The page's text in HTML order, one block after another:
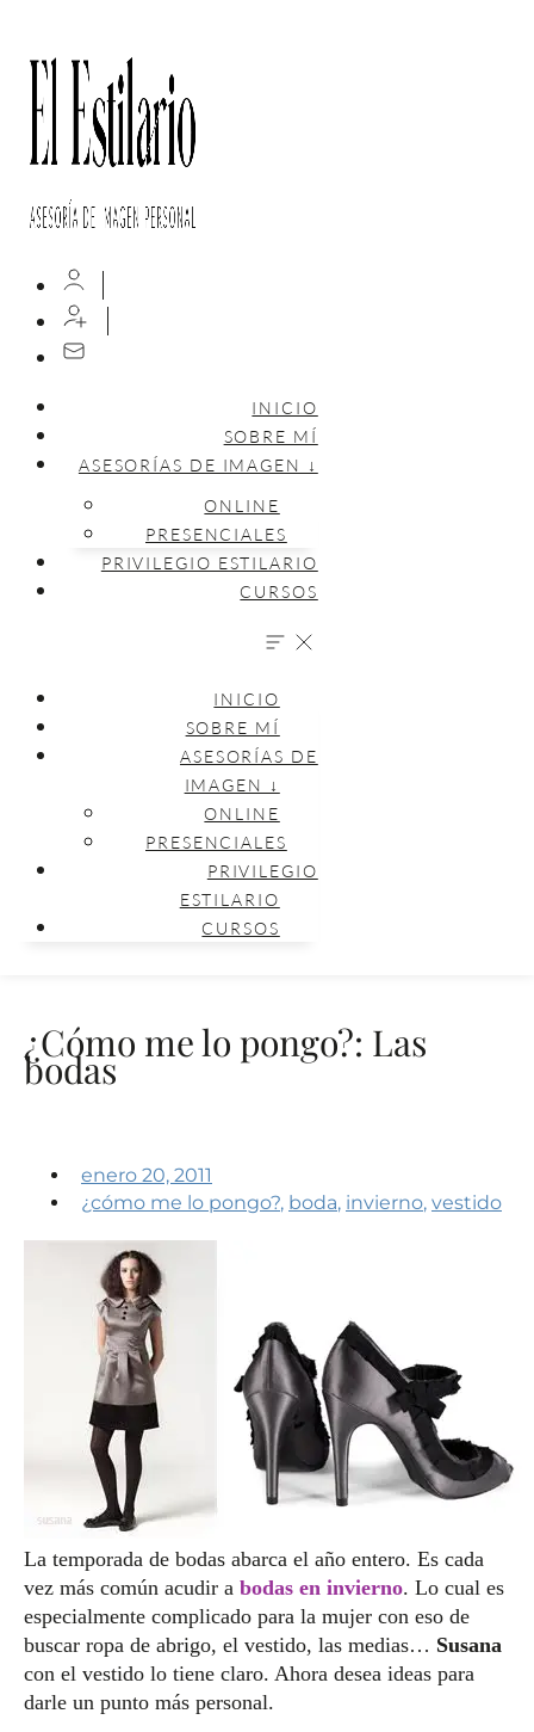
INICIO
SOBRE MÍ
ASESORÍAS DE IMAGEN ↓
ONLINE
PRESENCIALES
PRIVILEGIO ESTILARIO
CURSOS
INICIO
SOBRE MÍ
ASESORÍAS DE
IMAGEN ↓
ONLINE
PRESENCIALES
PRIVILEGIO
ESTILARIO
CURSOS
¿Cómo me lo pongo?: Las
bodas
enero 20, 2011
¿cómo me lo pongo?, boda, invierno, vestido
La temporada de bodas abarca el año entero. Es cada
vez más común acudir a bodas en invierno. Lo cual es
especialmente complicado para la mujer con eso de
buscar ropa de abrigo, el vestido, las medias… Susana
con el vestido lo tiene claro. Ahora desea ideas para
darle un punto más personal.